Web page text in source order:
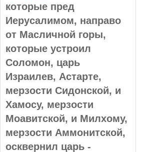
которые пред
Иерусалимом, направо
от Масличной горы,
которые устроил
Соломон, царь
Израилев, Астарте,
мерзости Сидонской, и
Хамосу, мерзости
Моавитской, и Милхому,
мерзости Аммонитской,
осквернил царь -